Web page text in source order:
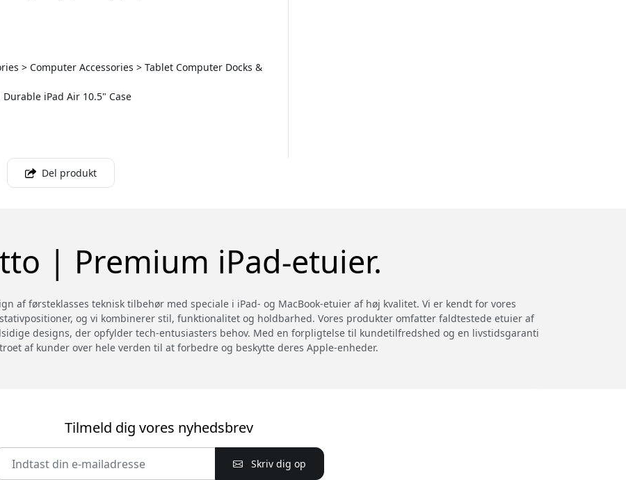
> Computer Accessories > Tablet Computer Docks &
iPad Air 10.5" Case
Del produkt
| Premium iPad-etuier.
af førsteklasses teknisk tilbehør med speciale i iPad- og MacBook-etuier af høj kvalitet. Vi er kendt for vores
og vi kombinerer stil, funktionalitet og holdbarhed. Vores produkter omfatter faldtestede etuier af
designs, der opfylder tech-entusiasters behov. Med en forpligtelse til kundetilfredshed og en livstidsgaranti
af kunder over hele verden til at forbedre og beskytte deres Apple-enheder.
Tilmeld dig vores nyhedsbrev
Skriv dig op